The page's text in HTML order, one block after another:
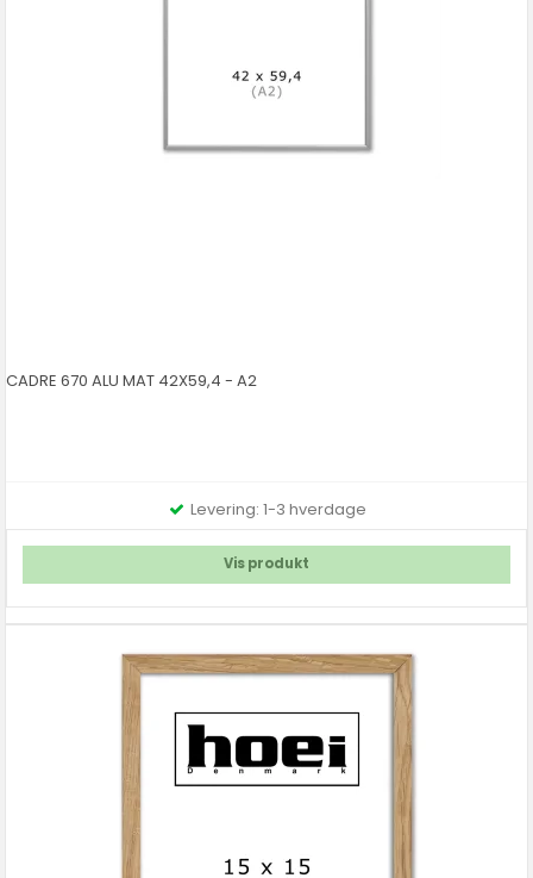
CADRE 670 ALU MAT 42X59,4 - A2
Levering: 1-3 hverdage
Vis produkt